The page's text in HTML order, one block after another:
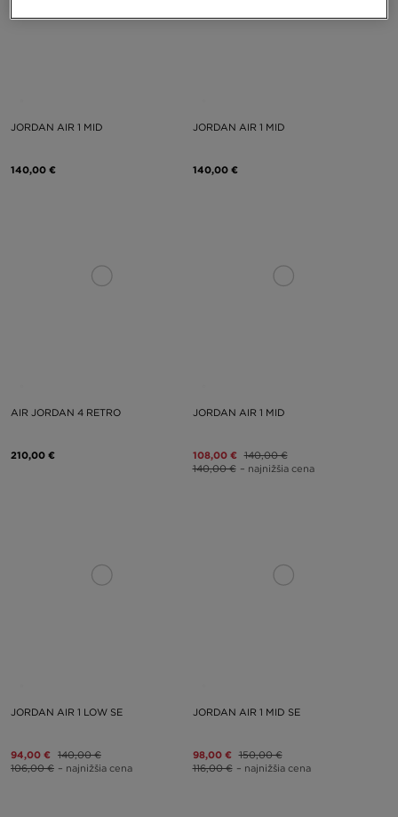
JORDAN AIR 1 MID
140,00 €
JORDAN AIR 1 MID
140,00 €
AIR JORDAN 4 RETRO
210,00 €
JORDAN AIR 1 MID
108,00 € 140,00 €
140,00 € – najnižšia cena
JORDAN AIR 1 LOW SE
94,00 € 140,00 €
106,00 € – najnižšia cena
JORDAN AIR 1 MID SE
98,00 € 150,00 €
116,00 € – najnižšia cena